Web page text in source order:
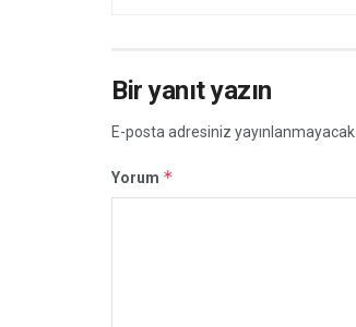
Bir yanıt yazın
E-posta adresiniz yayınlanmayacak.
Yorum *